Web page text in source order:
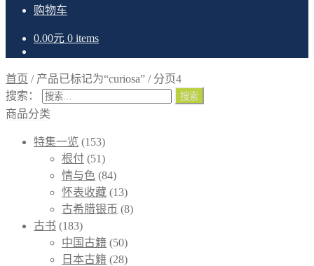
购物车
0.00元 0 items
首页 / 产品已标记为“curiosa” / 分页4
搜索：
商品分类
特集一览 (153)
根付 (51)
情与色 (84)
怀表收藏 (13)
古希腊银币 (8)
古书 (183)
中国古籍 (50)
日本古籍 (28)